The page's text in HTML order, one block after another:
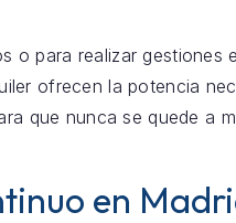
o para realizar gestiones
ofrecen la potencia
que nunca se quede a
en